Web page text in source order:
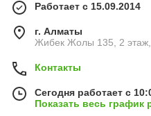
Работает с 15.09.2014
г. Алматы
Жибек Жолы 135, 2 этаж,
Контакты
Сегодня работает с
Показать весь график